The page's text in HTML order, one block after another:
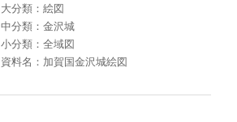
大分類：絵図
中分類：金沢城
小分類：全域図
資料名：加賀国金沢城絵図